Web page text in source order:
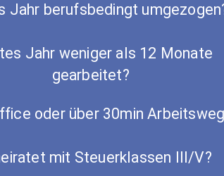
Jahr berufsbedingt
Jahr weniger als 12 Monate
gearbeitet?
oder über 30min
mit Steuerklassen III/V?